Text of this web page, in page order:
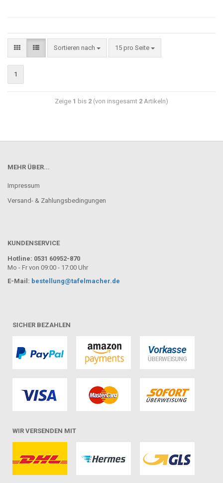
Sortieren nach 15 pro Seite
1
Zeige 1 bis 2 (von insgesamt 2 Artikeln)
MEHR ÜBER...
Impressum
Versand- & Zahlungsbedingungen
KUNDENSERVICE
Hotline: 0531 60952-870
Mo - Fr von 09:00 - 17:00 Uhr
E-Mail: bestellung@tafelmacher.de
SICHER BEZAHLEN
WIR VERSENDEN MIT